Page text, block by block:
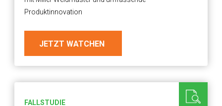
Produktinnovation
JETZT WATCHEN
FALLSTUDIE